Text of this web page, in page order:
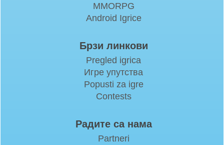
MMORPG
Android Igrice
Брзи линкови
Pregled igrica
Игре упутства
Popusti za igre
Contests
Радите са нама
Partneri